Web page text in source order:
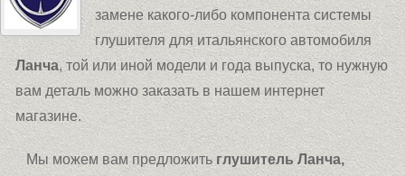
замене какого-либо компонента системы
глушителя для итальянского автомобиля
Ланча, той или иной модели и года выпуска, то нужную
вам деталь можно заказать в нашем интернет
магазине.
Мы можем вам предложить глушитель Ланча,